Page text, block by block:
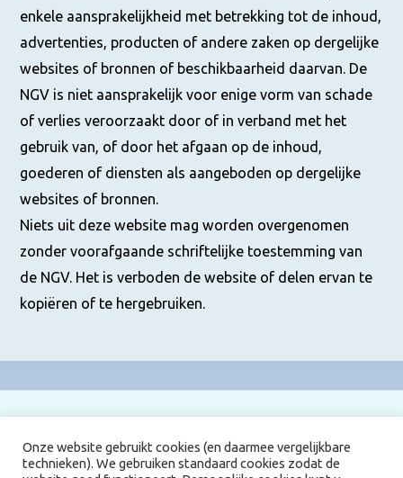
enkele aansprakelijkheid met betrekking tot de inhoud,
advertenties, producten of andere zaken op dergelijke
websites of bronnen of beschikbaarheid daarvan. De
NGV is niet aansprakelijk voor enige vorm van schade
of verlies veroorzaakt door of in verband met het
gebruik van, of door het afgaan op de inhoud,
goederen of diensten als aangeboden op dergelijke
websites of bronnen.
Niets uit deze website mag worden overgenomen
zonder voorafgaande schriftelijke toestemming van
de NGV. Het is verboden de website of delen ervan te
kopiëren of te hergebruiken.
COOKIEBELEID | DISCLAIMER | PRIVACYBELEID
Onze website gebruikt cookies (en daarmee vergelijkbare
technieken). We gebruiken standaard cookies zodat de